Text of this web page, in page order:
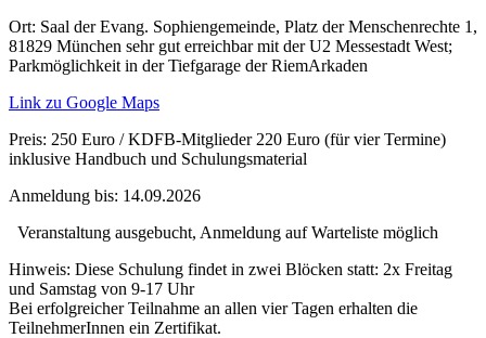
Ort: Saal der Evang. Sophiengemeinde, Platz der Menschenrechte 1,
81829 München sehr gut erreichbar mit der U2 Messestadt West;
Parkmöglichkeit in der Tiefgarage der RiemArkaden
Link zu Google Maps
Preis: 250 Euro / KDFB-Mitglieder 220 Euro (für vier Termine)
inklusive Handbuch und Schulungsmaterial
Anmeldung bis: 14.09.2026
Veranstaltung ausgebucht, Anmeldung auf Warteliste möglich
Hinweis: Diese Schulung findet in zwei Blöcken statt: 2x Freitag
und Samstag von 9-17 Uhr
Bei erfolgreicher Teilnahme an allen vier Tagen erhalten die
TeilnehmerInnen ein Zertifikat.